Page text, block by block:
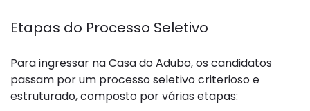
Etapas do Processo Seletivo
Para ingressar na Casa do Adubo, os candidatos
passam por um processo seletivo criterioso e
estruturado, composto por várias etapas: